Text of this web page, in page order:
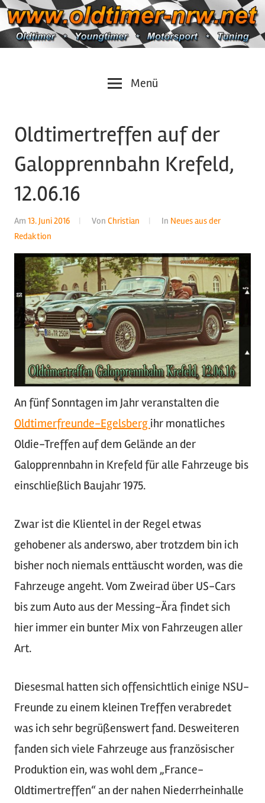
Zum
Inhalt
springen
https://oldtimer-
Motorsport
Tuning
Menü
Oldtimertreffen auf der
Galopprennbahn Krefeld,
12.06.16
Am 13. Juni 2016 Von Christian In Neues aus der
Redaktion
An fünf Sonntagen im Jahr veranstalten die
Oldtimerfreunde-Egelsberg ihr monatliches
Oldie-Treffen auf dem Gelände an der
Galopprennbahn in Krefeld für alle Fahrzeuge bis
einschließlich Baujahr 1975.
Zwar ist die Klientel in der Regel etwas
gehobener als anderswo, aber trotzdem bin ich
bisher noch niemals enttäuscht worden, was die
Fahrzeuge angeht. Vom Zweirad über US-Cars
bis zum Auto aus der Messing-Ära findet sich
hier immer ein bunter Mix von Fahrzeugen aller
Art.
Diesesmal hatten sich offensichtlich einige NSU-
Freunde zu einem kleinen Treffen verabredet
was ich sehr begrüßenswert fand. Desweiteren
fanden sich viele Fahrzeuge aus französischer
Produktion ein, was wohl dem „France-
Oldtimertreffen“ an der nahen Niederrheinhalle